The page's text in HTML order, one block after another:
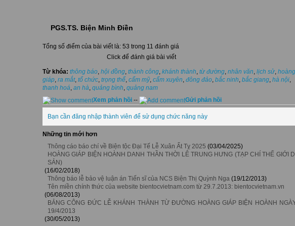
PGS.TS. Biện Minh Điền
Tổng số điểm của bài viết là: 53 trong 11 đánh giá
Click để đánh giá bài viết
Từ khóa: thông báo, hội đồng, thành công, khánh thành, từ đường, nhân văn, lịch sử, hoàng
giáp, ra mắt, tổ chức, trọng thể, cẩm mỹ, cẩm xuyên, đông đảo, bắc ninh, bắc giang, hà nội,
thanh hoá, an hà, quảng bình, quảng nam
Xem phản hồi -- Gửi phản hồi
Bạn cần đăng nhập thành viên để sử dụng chức năng này
Những tin mới hơn
Thông cáo báo chí về Biện tộc Đại Tế Lễ Xuân Ất Tỵ 2025 (03/04/2025)
HOÀNG GIÁP BIỆN HOÀNH DANH THẦN THỜI LÊ TRUNG HƯNG (TẠP CHÍ THẾ GIỚI
SẢN)
(16/02/2018)
Thông báo lễ bảo vệ luận án Tiến sĩ của NCS Biện Thị Quỳnh Nga (19/12/2013)
Tên miền chính thức của website bientocvietnam.com từ 29.7.2013: bientocvietnam.vn
(06/08/2013)
BẢNG CÔNG ĐỨC LỄ KHÁNH THÀNH TỪ ĐƯỜNG HOÀNG GIÁP BIỆN HOÀNH
19/4/2013
(30/05/2013)